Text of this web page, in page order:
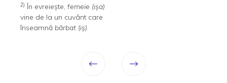
2) În evreieşte, femeie (işa)
vine de la un cuvânt care
înseamnă bărbat (iş).